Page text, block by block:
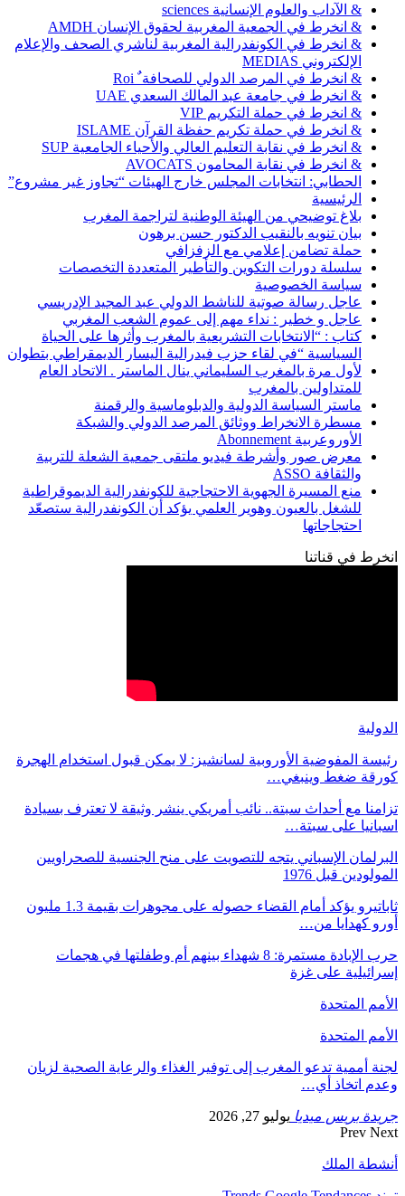
& الآداب والعلوم الإنسانية sciences
& انخرط في الجمعية المغربية لحقوق الإنسان AMDH
& انخرط في الكونفدرالية المغربية لناشري الصحف والإعلام
الإلكتروني MEDIAS
& انخرط في المرصد الدولي للصحافة ٌ Roi
& انخرط في جامعة عبد المالك السعدي UAE
& انخرط في حملة التكريم VIP
& انخرط في حملة تكريم حفظة القرآن ISLAME
& انخرط في نقابة التعليم العالي والأحياء الجامعية SUP
& انخرط في نقابة المحامون AVOCATS
الحطابي: انتخابات المجلس خارج الهيئات “تجاوز غير مشروع”
الرئيسية
بلاغ توضيحي من الهيئة الوطنية لتراجمة المغرب
بيان تنويه بالنقيب الدكتور حسن برهون
حملة تضامن إعلامي مع الزفزافي
سلسلة دورات التكوين والتأطير المتعددة التخصصات
سياسة الخصوصية
عاجل رسالة صوتية للناشط الدولي عبد المجيد الإدريسي
عاجل و خطير : نداء مهم إلى عموم الشعب المغربي
كتاب : “الانتخابات التشريعية بالمغرب وأثرها على الحياة
السياسية “في لقاء حزب فيدرالية اليسار الديمقراطي بتطوان
لأول مرة بالمغرب السليماني ينال الماستر . الاتحاد العام
للمتداولين بالمغرب
ماستر السياسة الدولية والدبلوماسية والرقمنة
مسطرة الانخراط ووثائق المرصد الدولي والشبكة
الأوروعربية Abonnement
معرض صور وأشرطة فيديو ملتقى جمعية الشعلة للتربية
والثقافة ASSO
منع المسيرة الجهوية الاحتجاجية للكونفدرالية الديموقراطية
للشغل بالعيون وهوير العلمي يؤكد أن الكونفدرالية ستصعّد
احتجاجاتها
انخرط في قناتنا
الدولية
رئيسة المفوضية الأوروبية لسانشيز: لا يمكن قبول استخدام الهجرة
كورقة ضغط وينبغي…
تزامنا مع أحداث سبتة.. نائب أمريكي ينشر وثيقة لا تعترف بسيادة
اسبانيا على سبتة…
البرلمان الإسباني يتجه للتصويت على منح الجنسية للصحراويين
المولودين قبل 1976
ثاباتيرو يؤكد أمام القضاء حصوله على مجوهرات بقيمة 1.3 مليون
أورو كهدايا من…
حرب الإبادة مستمرة: 8 شهداء بينهم أم وطفلتها في هجمات
إسرائيلية على غزة
الأمم المتحدة
الأمم المتحدة
لجنة أممية تدعو المغرب إلى توفير الغذاء والرعاية الصحية لزيان
وعدم اتخاذ أي…
جريدة بريس ميديا يوليو 27, 2026
Prev Next
أنشطة الملك